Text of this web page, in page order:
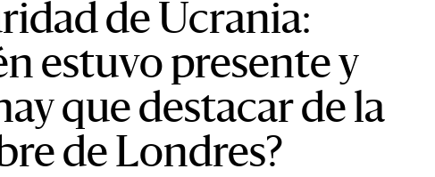
de Ucrania:
estuvo presente y
que destacar de la
de Londres?